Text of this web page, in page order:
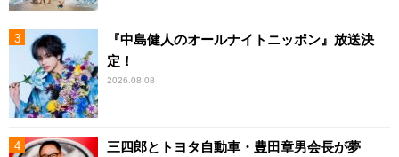
『中島健人のオールナイトニッポン』放送決
定！
2026.08.08
三四郎とトヨタ自動車・豊田章男会長が夢